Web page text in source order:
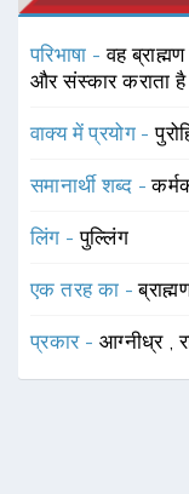
परिभाषा -वह
और संस्कार कराता है
वाक्य में प्रयोग -
समानार्थी शब्द -
लिंग -पुल्लिंग
एक तरह का -
प्रकार - आग्नीध्र ,